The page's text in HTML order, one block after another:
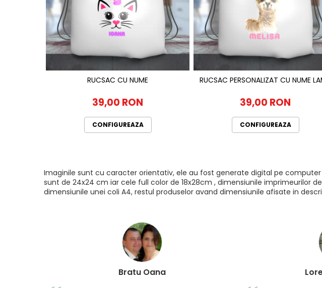
RUCSAC CU NUME
39,00 RON
CONFIGUREAZA
RUCSAC PERSONALIZAT CU NUME
39,00 RON
CONFIGUREAZA
Imaginile sunt cu caracter orientativ, ele au fost generate digital pe
sunt de 24x24 cm iar cele full color de 18x28cm , dimensiunile imprimeurilor
dimensiunile unei coli A4, restul produselor avand dimensiunile afisate in
Bratu Oana